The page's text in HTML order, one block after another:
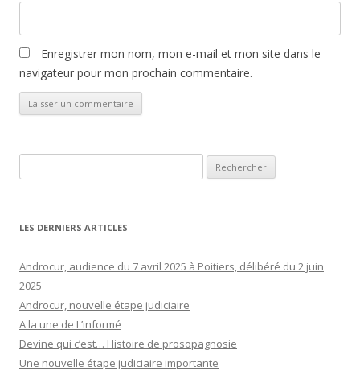
Enregistrer mon nom, mon e-mail et mon site dans le
navigateur pour mon prochain commentaire.
LES DERNIERS ARTICLES
Androcur, audience du 7 avril 2025 à Poitiers, délibéré du 2 juin
2025
Androcur, nouvelle étape judiciaire
A la une de L’informé
Devine qui c’est… Histoire de prosopagnosie
Une nouvelle étape judiciaire importante